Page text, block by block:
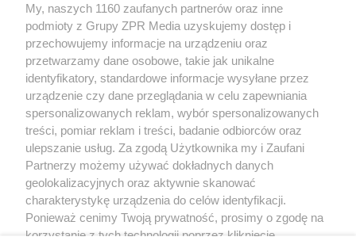
Żaden utwór zamieszczony w serwisie nie może być powielany i
rozpowszechniany lub dalej rozpowszechniany w jakikolwiek sposób (w
tym także elektroniczny lub mechaniczny) na jakimkolwiek polu
eksploatacji w jakiejkolwiek formie, włącznie z umieszczaniem w Internecie
bez pisemnej zgody właściciela praw. Jakiekolwiek użycie lub
wykorzystanie utworów w całości lub w części z naruszeniem prawa, tzn.
bez właściwej zgody, jest zabronione pod groźbą kary i może być ścigane
prawnie.
O nas
My, naszych 1160 zaufanych partnerów oraz inne
podmioty z Grupy ZPR Media uzyskujemy dostęp i
przechowujemy informacje na urządzeniu oraz
przetwarzamy dane osobowe, takie jak unikalne
identyfikatory, standardowe informacje wysyłane przez
urządzenie czy dane przeglądania w celu zapewniania
spersonalizowanych reklam, wybór spersonalizowanych
treści, pomiar reklam i treści, badanie odbiorców oraz
ulepszanie usług. Za zgodą Użytkownika my i Zaufani
Partnerzy możemy używać dokładnych danych
geolokalizacyjnych oraz aktywnie skanować
charakterystykę urządzenia do celów identyfikacji.
Ponieważ cenimy Twoją prywatność, prosimy o zgodę na
korzystanie z tych technologii poprzez kliknięcie